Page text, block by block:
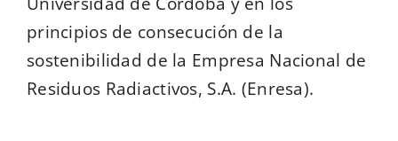
principios de consecución de la
sostenibilidad de la Empresa Nacional de
Residuos Radiactivos, S.A. (Enresa).